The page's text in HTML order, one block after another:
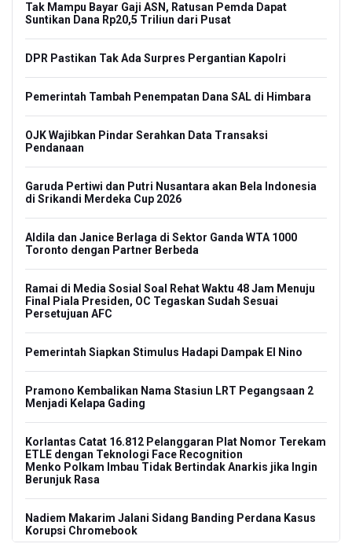
Tak Mampu Bayar Gaji ASN, Ratusan Pemda Dapat
Suntikan Dana Rp20,5 Triliun dari Pusat
DPR Pastikan Tak Ada Surpres Pergantian Kapolri
Pemerintah Tambah Penempatan Dana SAL di Himbara
OJK Wajibkan Pindar Serahkan Data Transaksi
Pendanaan
Garuda Pertiwi dan Putri Nusantara akan Bela Indonesia
di Srikandi Merdeka Cup 2026
Aldila dan Janice Berlaga di Sektor Ganda WTA 1000
Toronto dengan Partner Berbeda
Ramai di Media Sosial Soal Rehat Waktu 48 Jam Menuju
Final Piala Presiden, OC Tegaskan Sudah Sesuai
Persetujuan AFC
Pemerintah Siapkan Stimulus Hadapi Dampak El Nino
Pramono Kembalikan Nama Stasiun LRT Pegangsaan 2
Menjadi Kelapa Gading
Korlantas Catat 16.812 Pelanggaran Plat Nomor Terekam
ETLE dengan Teknologi Face Recognition
Menko Polkam Imbau Tidak Bertindak Anarkis jika Ingin
Berunjuk Rasa
Nadiem Makarim Jalani Sidang Banding Perdana Kasus
Korupsi Chromebook